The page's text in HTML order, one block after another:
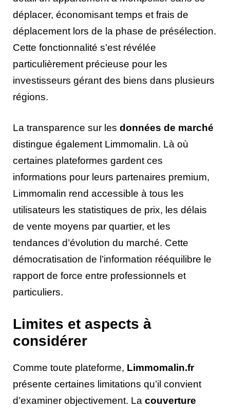
déplacer, économisant temps et frais de
déplacement lors de la phase de présélection.
Cette fonctionnalité s’est révélée
particulièrement précieuse pour les
investisseurs gérant des biens dans plusieurs
régions.
La transparence sur les données de marché
distingue également Limmomalin. Là où
certaines plateformes gardent ces
informations pour leurs partenaires premium,
Limmomalin rend accessible à tous les
utilisateurs les statistiques de prix, les délais
de vente moyens par quartier, et les
tendances d’évolution du marché. Cette
démocratisation de l’information rééquilibre le
rapport de force entre professionnels et
particuliers.
Limites et aspects à
considérer
Comme toute plateforme, Limmomalin.fr
présente certaines limitations qu’il convient
d’examiner objectivement. La couverture